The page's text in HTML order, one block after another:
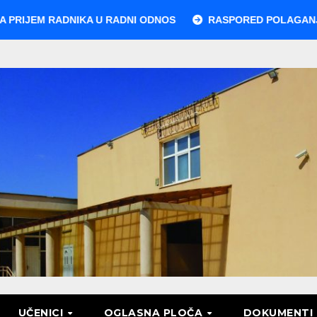
RADNIKA U RADNI ODNOS RASPORED POLAGANJA
UČENICI OGLASNA PLOČA DOKUMENTI